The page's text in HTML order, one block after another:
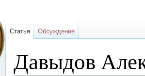
Давыдов
Статья Обсуждение